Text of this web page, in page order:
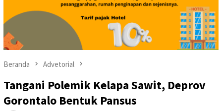
Beranda Advetorial
Tangani Polemik Kelapa Sawit, Deprov
Gorontalo Bentuk Pansus